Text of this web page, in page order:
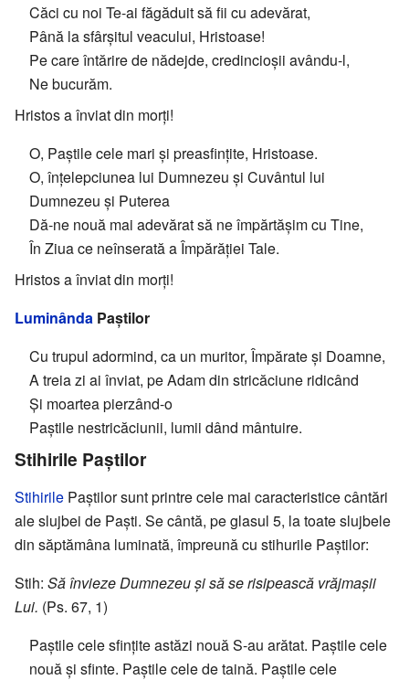
Căci cu noi Te-ai făgăduit să fii cu adevărat,
Până la sfârșitul veacului, Hristoase!
Pe care întărire de nădejde, credincioșii avându-l,
Ne bucurăm.
Hristos a înviat din morți!
O, Paștile cele mari și preasfințite, Hristoase.
O, înțelepciunea lui Dumnezeu și Cuvântul lui
Dumnezeu și Puterea
Dă-ne nouă mai adevărat să ne împărtășim cu Tine,
În Ziua ce neînserată a Împărăției Tale.
Hristos a înviat din morți!
Luminânda Paștilor
Cu trupul adormind, ca un muritor, Împărate și Doamne,
A treia zi ai înviat, pe Adam din stricăciune ridicând
Și moartea pierzând-o
Paștile nestricăciunii, lumii dând mântuire.
Stihirile Paștilor
Stihirile Paștilor sunt printre cele mai caracteristice cântări
ale slujbei de Paști. Se cântă, pe glasul 5, la toate slujbele
din săptămâna luminată, împreună cu stihurile Paștilor:
Stih: Să învieze Dumnezeu și să se risipească vrăjmașii
Lui. (Ps. 67, 1)
Paștile cele sfințite astăzi nouă S-au arătat. Paștile cele
nouă și sfinte. Paștile cele de taină. Paștile cele